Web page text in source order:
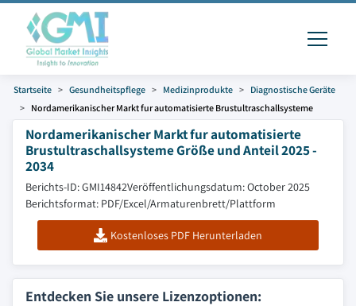
Startseite Gesundheitspflege Medizinprodukte
Diagnostische Geräte
Nordamerikanischer Markt fur automatisierte Brustultraschallsysteme
Nordamerikanischer Markt fur automatisierte
Brustultraschallsysteme Größe und Anteil 2025 -
2034
Berichts-ID: GMI14842Veröffentlichungsdatum: October 2025
Berichtsformat: PDF/Excel/Armaturenbrett/Plattform
Kostenloses PDF Herunterladen
Entdecken Sie unsere Lizenzoptionen: